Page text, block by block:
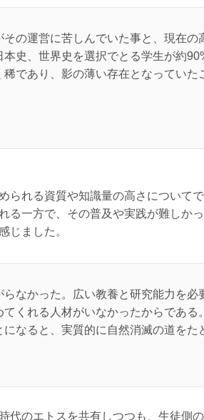
の運営に苦しんでいた事と、現在の
史、世界史を選択でとる学生が約
であり、影の薄い存在となっていた
られる資質や知識量の高さについて
一方で、その普及や実践が難しか
じました。
なかった。広い教養と研究能力を必
くれる人材がいなかったからである
なると、実質的に自然消滅の道をた
代のエトスを共有しつつも、生徒側